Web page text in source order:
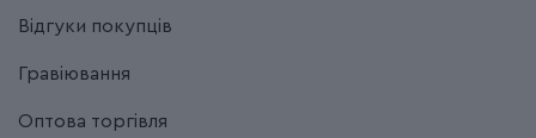
Відгуки покупців
Гравіювання
Оптова торгівля